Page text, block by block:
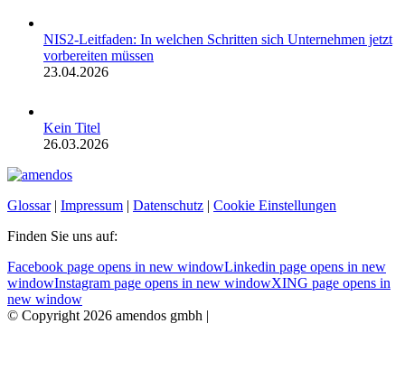
NIS2-Leitfaden: In welchen Schritten sich Unternehmen jetzt
vorbereiten müssen
23.04.2026
Kein Titel
26.03.2026
Glossar| Impressum | Datenschutz | Cookie Einstellungen
Finden Sie uns auf:
Facebook page opens in new windowLinkedin page opens in new
windowInstagram page opens in new windowXING page opens in
new window
© Copyright 2026 amendos gmbh |